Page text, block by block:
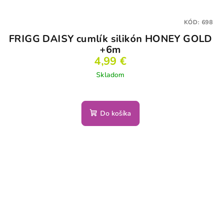
FRIGG DAISY cumlík silikón HONEY GOLD
+6m
4,99 €
Skladom
Do košíka
KÓD: 698